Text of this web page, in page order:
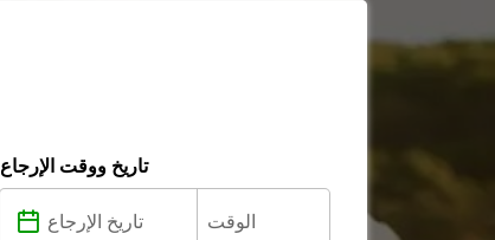
تاريخ ووقت الإرجاع